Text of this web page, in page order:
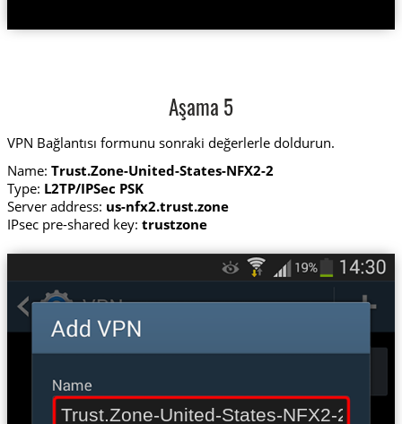
Aşama 5
VPN Bağlantısı formunu sonraki değerlerle doldurun.
Name: Trust.Zone-United-States-NFX2-2
Type: L2TP/IPSec PSK
Server address: us-nfx2.trust.zone
IPsec pre-shared key: trustzone
Trust.Zone-United-States-NFX2-2